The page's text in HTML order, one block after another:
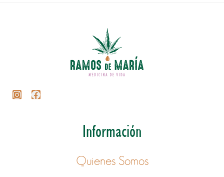
Información
Quienes Somos